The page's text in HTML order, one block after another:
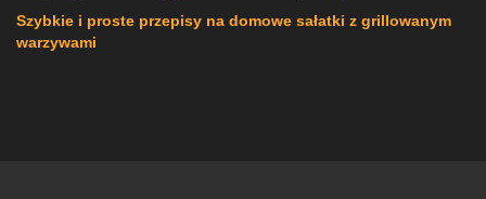
Szybkie i proste przepisy na domowe sałatki z grillowanym
warzywami